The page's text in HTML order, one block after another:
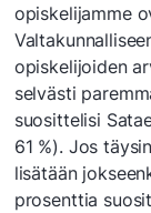
opiskelijamme
opiskelijoiden
selvästi
suosittelisi
61 %). Jos
lisätään
prosenttia